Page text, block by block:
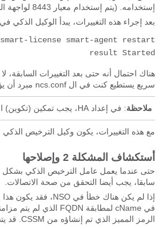
إستخدامه. (يتم إستخدام معيار 8443 لواجهة المستخدم الرسومية (GUI)). بدلا من ذلك، إذا كان HTTP يعمل، فيجب تعديل عنوان URL وفقا لذلك.
بعد إجراء هذه التغييرات، يبدأ الوكيل الذكي
result Started
سريع يستطيع كنت في ال ncs.conf مبرد أن يؤكد إن HA يكون مكنت أو أعجزت.
ملاحظة: في إعداد HA، يجب تمكين (تكوين) الترخيص الذكي على العقدة الأساسية فقط.
مع هذه التغييرات، يكون وكيل الترخيص الذكي
أستكشاف المشكلة 2 وإصلاحها
سابقا، يجب أيضا التحقق من صحة الاتصالات.
الرمز المميز الذي تم إنشاؤه من CSSM. قد يتسبب ذلك في حدوث هذا الخطأ: